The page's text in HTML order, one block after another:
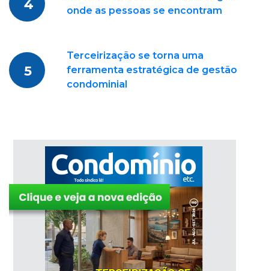
4
onde as pessoas se encontram
5
Terceirização se torna uma
ferramenta estratégica de gestão
condominial